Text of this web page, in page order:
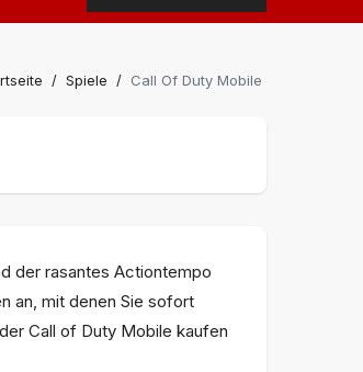
/ Spiele / Call Of Duty Mobile
der rasantes Actiontempo
an, mit denen Sie sofort
Call of Duty Mobile kaufen